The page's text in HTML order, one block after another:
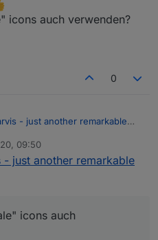
icons auch verwenden?
0
- just another remarkable
sagte in jarvis - just
die icons weg
09:50
- just another remarkable
icons auch